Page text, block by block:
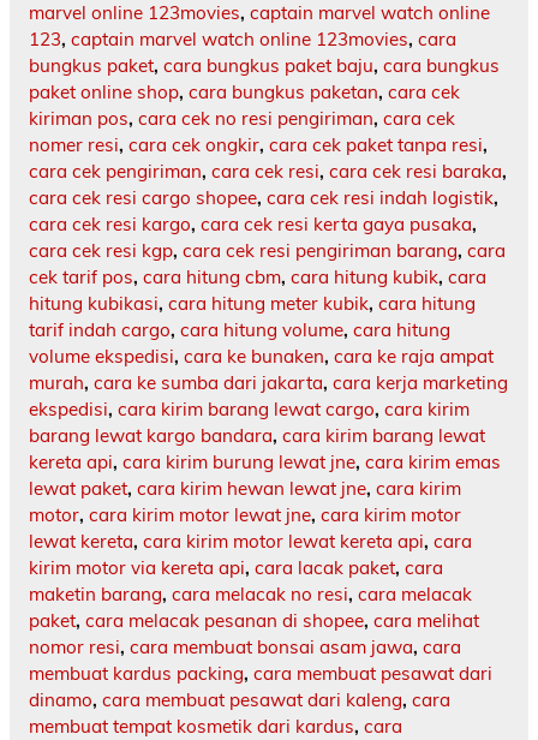
marvel online 123movies, captain marvel watch online
123, captain marvel watch online 123movies, cara
bungkus paket, cara bungkus paket baju, cara bungkus
paket online shop, cara bungkus paketan, cara cek
kiriman pos, cara cek no resi pengiriman, cara cek
nomer resi, cara cek ongkir, cara cek paket tanpa resi,
cara cek pengiriman, cara cek resi, cara cek resi baraka,
cara cek resi cargo shopee, cara cek resi indah logistik,
cara cek resi kargo, cara cek resi kerta gaya pusaka,
cara cek resi kgp, cara cek resi pengiriman barang, cara
cek tarif pos, cara hitung cbm, cara hitung kubik, cara
hitung kubikasi, cara hitung meter kubik, cara hitung
tarif indah cargo, cara hitung volume, cara hitung
volume ekspedisi, cara ke bunaken, cara ke raja ampat
murah, cara ke sumba dari jakarta, cara kerja marketing
ekspedisi, cara kirim barang lewat cargo, cara kirim
barang lewat kargo bandara, cara kirim barang lewat
kereta api, cara kirim burung lewat jne, cara kirim emas
lewat paket, cara kirim hewan lewat jne, cara kirim
motor, cara kirim motor lewat jne, cara kirim motor
lewat kereta, cara kirim motor lewat kereta api, cara
kirim motor via kereta api, cara lacak paket, cara
maketin barang, cara melacak no resi, cara melacak
paket, cara melacak pesanan di shopee, cara melihat
nomor resi, cara membuat bonsai asam jawa, cara
membuat kardus packing, cara membuat pesawat dari
dinamo, cara membuat pesawat dari kaleng, cara
membuat tempat kosmetik dari kardus, cara